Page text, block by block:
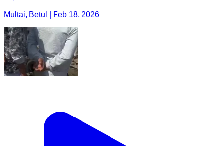
Multai, Betul | Feb 18, 2026